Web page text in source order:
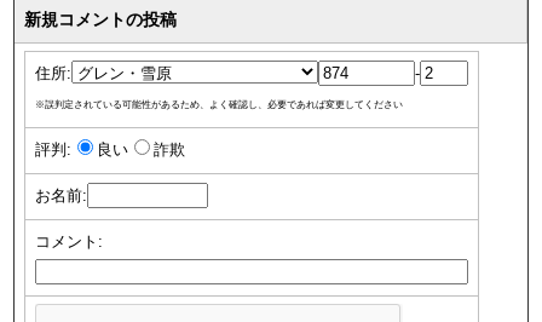
新規コメントの投稿
住所: -
※誤判定されている可能性があるため、よく確認し、必要であれば変更してください
評判: 良い 詐欺
お名前:
コメント: